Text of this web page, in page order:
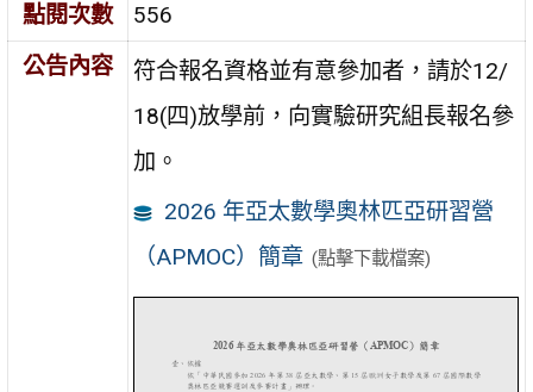
點閱次數
556
公告內容
符合報名資格並有意參加者，請於12/
18(四)放學前，向實驗研究組長報名參
加。
2026 年亞太數學奧林匹亞研習營
（APMOC）簡章 (點擊下載檔案)